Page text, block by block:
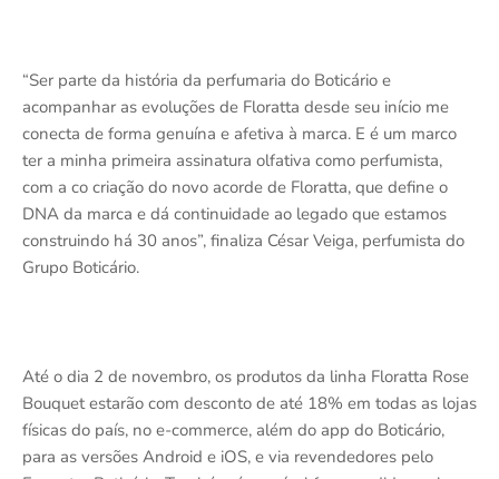
“Ser parte da história da perfumaria do Boticário e
acompanhar as evoluções de Floratta desde seu início me
conecta de forma genuína e afetiva à marca. E é um marco
ter a minha primeira assinatura olfativa como perfumista,
com a co criação do novo acorde de Floratta, que define o
DNA da marca e dá continuidade ao legado que estamos
construindo há 30 anos”, finaliza César Veiga, perfumista do
Grupo Boticário.
Até o dia 2 de novembro, os produtos da linha Floratta Rose
Bouquet estarão com desconto de até 18% em todas as lojas
físicas do país, no e-commerce, além do app do Boticário,
para as versões Android e iOS, e via revendedores pelo